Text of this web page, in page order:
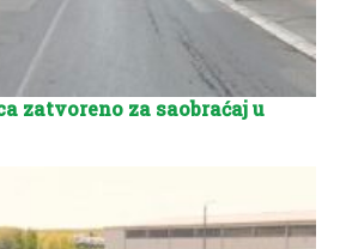
zatvoreno za saobraćaj u